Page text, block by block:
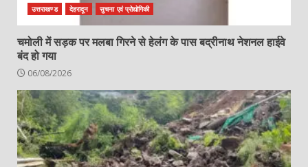
उत्तराखण्ड
देहरादून सुचना एवं प्रोद्योगिकी
चमोली में सड़क पर मलबा गिरने से हेलंग के पास बद्रीनाथ नेशनल हाईवे
बंद हो गया
06/08/2026